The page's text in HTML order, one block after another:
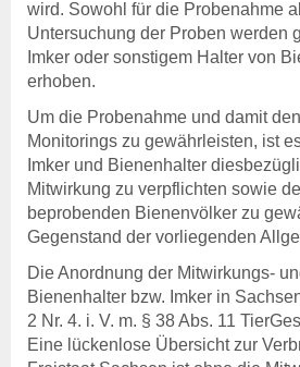
wird. Sowohl für die Probenahme
Untersuchung der Proben werden
Imker oder sonstigem Halter von
erhoben.
Um die Probenahme und damit
Monitorings zu gewährleisten, ist
Imker und Bienenhalter
Mitwirkung zu verpflichten sowie
beprobenden Bienenvölker zu
Gegenstand der vorliegenden
Die Anordnung der Mitwirkungs-
Bienenhalter bzw. Imker in
2 Nr. 4. i. V. m. § 38 Abs. 11
Eine lückenlose Übersicht zur